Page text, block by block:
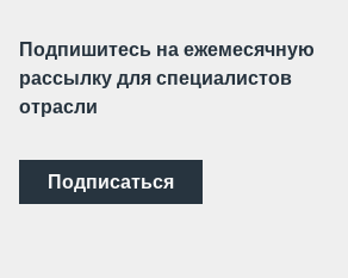
Подпишитесь на ежемесячную
рассылку для специалистов
отрасли
Подписаться